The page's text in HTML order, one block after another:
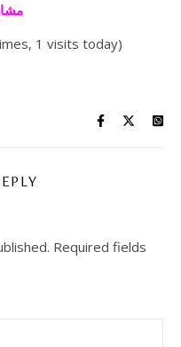
1 visits today)
Required fields